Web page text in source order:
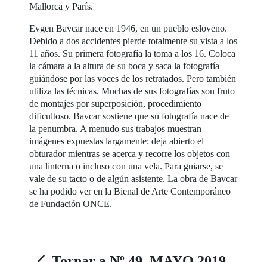
Mallorca y París.
Evgen Bavcar nace en 1946, en un pueblo esloveno.
Debido a dos accidentes pierde totalmente su vista a los
11 años. Su primera fotografía la toma a los 16. Coloca
la cámara a la altura de su boca y saca la fotografía
guiándose por las voces de los retratados. Pero también
utiliza las técnicas. Muchas de sus fotografías son fruto
de montajes por superposición, procedimiento
dificultoso. Bavcar sostiene que su fotografía nace de
la penumbra. A menudo sus trabajos muestran
imágenes expuestas largamente: deja abierto el
obturador mientras se acerca y recorre los objetos con
una linterna o incluso con una vela. Para guiarse, se
vale de su tacto o de algún asistente. La obra de Bavcar
se ha podido ver en la Bienal de Arte Contemporáneo
de Fundación ONCE.